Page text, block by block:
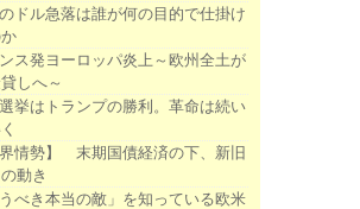
ドル急落は誰が何の目的で仕掛け
ス発ヨーロッパ炎上～欧州全土が
しへ～
挙はトランプの勝利。革命は続い
界情勢】 末期国債経済の下、新旧
動き
うべき本当の敵」を知っている欧米